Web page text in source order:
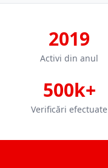
2019
Activi din anul
500k+
Verificări efectuate